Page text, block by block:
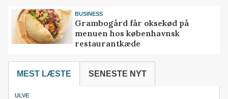
BUSINESS
Grambogård får oksekød på
menuen hos københavnsk
restaurantkæde
MEST LÆSTE SENESTE NYT
ULVE